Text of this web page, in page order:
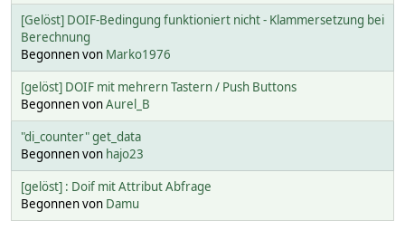
[Gelöst] DOIF-Bedingung funktioniert nicht - Klammersetzung bei
Berechnung
Begonnen von Marko1976
[gelöst] DOIF mit mehrern Tastern / Push Buttons
Begonnen vonAurel_B
"di_counter" get_data
Begonnen von hajo23
[gelöst] : Doif mit Attribut Abfrage
Begonnen von Damu